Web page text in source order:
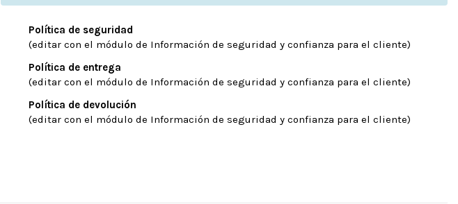
Política de seguridad
(editar con el módulo de Información de seguridad y confianza para el cliente)
Política de entrega
(editar con el módulo de Información de seguridad y confianza para el cliente)
Política de devolución
(editar con el módulo de Información de seguridad y confianza para el cliente)